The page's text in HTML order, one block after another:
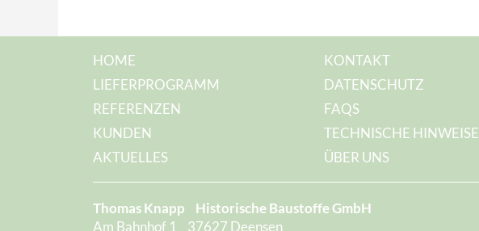
HOME
LIEFERPROGRAMM
REFERENZEN
KUNDEN
AKTUELLES
KONTAKT
DATENSCHUTZ
FAQS
TECHNISCHE HINWEISE
ÜBER UNS
Thomas Knapp
Historische Baustoffe GmbH
Am Bahnhof 1
37627 Deensen